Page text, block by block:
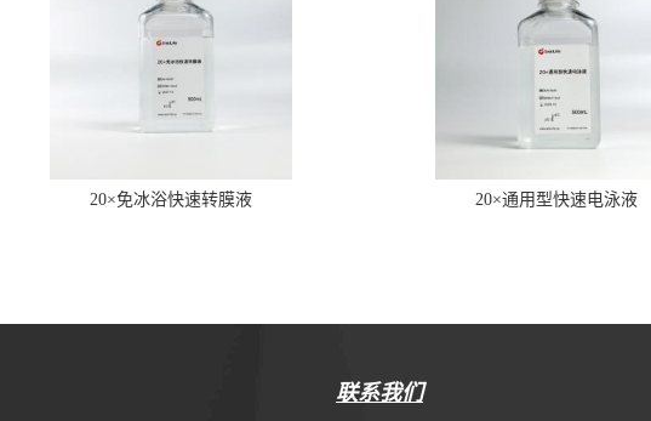
20×免冰浴快速转膜液 20×通用型快速电泳液
联系我们